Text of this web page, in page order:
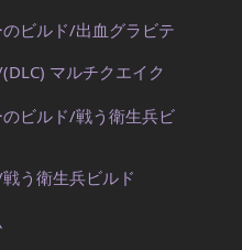
ビルド/出血グラビテ
マルチクエイク
ビルド/戦う衛生兵ビ
う衛生兵ビルド